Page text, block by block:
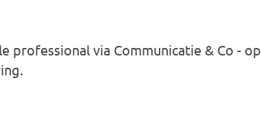
professional via Communicatie & Co - op